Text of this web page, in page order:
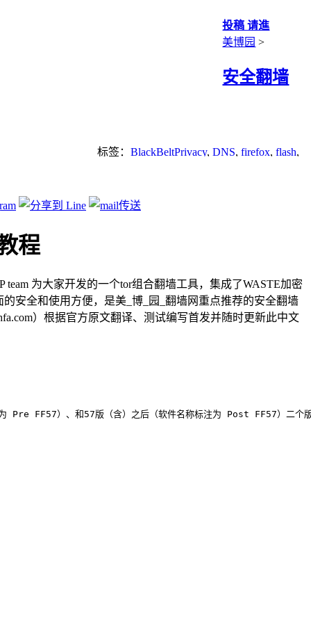
投稿 请進
美博园 >
安全翻墙
标签： BlackBeltPrivacy, DNS, firefox, flash,
程
team 为大家开发的一个tor组合翻墙工具，集成了WASTE加密
安全和使用方便，是美_博_园_翻墙网重点推荐的安全翻墙
）根据官方原文翻译、测试编写首发并随时更新此中文
FF57）、和57版（含）之后（软件名称标注为 Post FF57）二个版